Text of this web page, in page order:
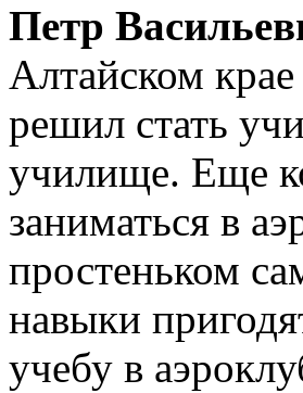
Петр
Алтайском
решил стать
училище. Еще
заниматься в
простеньком
навыки
учебу в